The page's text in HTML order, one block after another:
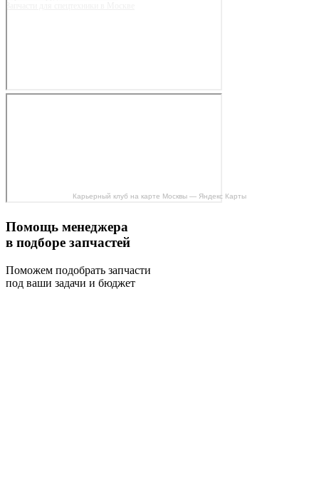
Карьерный клуб на карте Москвы — Яндекс Карты
Помощь менеджера
в подборе запчастей
Поможем подобрать запчасти
под ваши задачи и бюджет